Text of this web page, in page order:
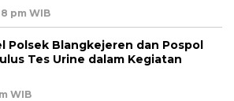
pm WIB
Polsek Blangkejeren dan Pospol
Tes Urine dalam Kegiatan
WIB